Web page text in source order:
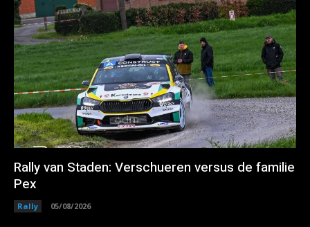
Rally van Staden: Verschueren versus de familie
Pex
Rally 05/08/2026